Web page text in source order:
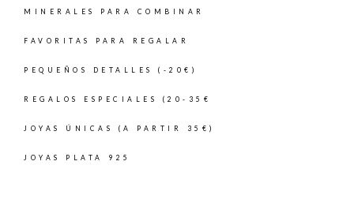
MINERALES PARA COMBINAR
FAVORITAS PARA REGALAR
PEQUEÑOS DETALLES (-20€)
REGALOS ESPECIALES (20-35€
JOYAS ÚNICAS (A PARTIR 35€)
JOYAS PLATA 925